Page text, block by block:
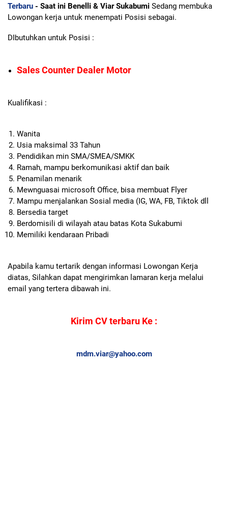
Terbaru - Saat ini Benelli & Viar Sukabumi Sedang membuka
Lowongan kerja untuk menempati Posisi sebagai.
DIbutuhkan untuk Posisi :
Sales Counter Dealer Motor
Kualifikasi :
Wanita
Usia maksimal 33 Tahun
Pendidikan min SMA/SMEA/SMKK
Ramah, mampu berkomunikasi aktif dan baik
Penamilan menarik
Mewnguasai microsoft Office, bisa membuat Flyer
Mampu menjalankan Sosial media (IG, WA, FB, Tiktok dll
Bersedia target
Berdomisili di wilayah atau batas Kota Sukabumi
Memiliki kendaraan Pribadi
Apabila kamu tertarik dengan informasi Lowongan Kerja
diatas, Silahkan dapat mengirimkan lamaran kerja melalui
email yang tertera dibawah ini.
Kirim CV terbaru Ke :
mdm.viar@yahoo.com